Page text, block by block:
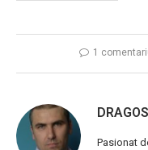
1
Pasionat